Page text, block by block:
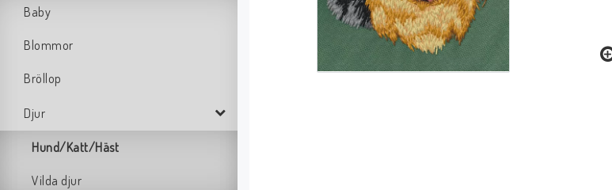
Baby
Blommor
Bröllop
Djur
Hund/Katt/Häst
Vilda djur